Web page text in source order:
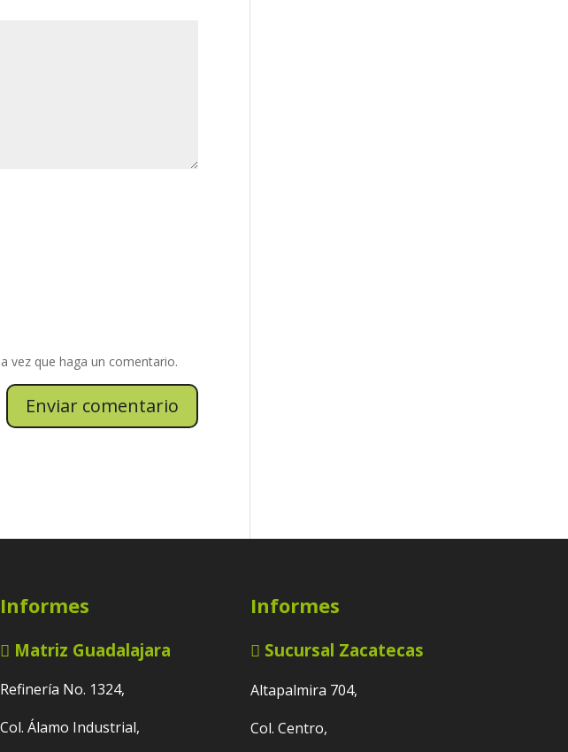
vez que haga un comentario.
Informes
Matriz Guadalajara
Refinería No. 1324,
Col. Álamo Industrial,
Informes
Sucursal Zacatecas
Altapalmira 704,
Col. Centro,